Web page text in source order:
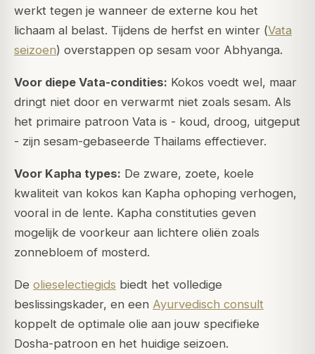
werkt tegen je wanneer de externe kou het
lichaam al belast. Tijdens de herfst en winter (Vata
seizoen) overstappen op sesam voor Abhyanga.
Voor diepe Vata-condities: Kokos voedt wel, maar
dringt niet door en verwarmt niet zoals sesam. Als
het primaire patroon Vata is - koud, droog, uitgeput
- zijn sesam-gebaseerde Thailams effectiever.
Voor Kapha types: De zware, zoete, koele
kwaliteit van kokos kan Kapha ophoping verhogen,
vooral in de lente. Kapha constituties geven
mogelijk de voorkeur aan lichtere oliën zoals
zonnebloem of mosterd.
De olieselectiegids biedt het volledige
beslissingskader, en een Ayurvedisch consult
koppelt de optimale olie aan jouw specifieke
Dosha-patroon en het huidige seizoen.